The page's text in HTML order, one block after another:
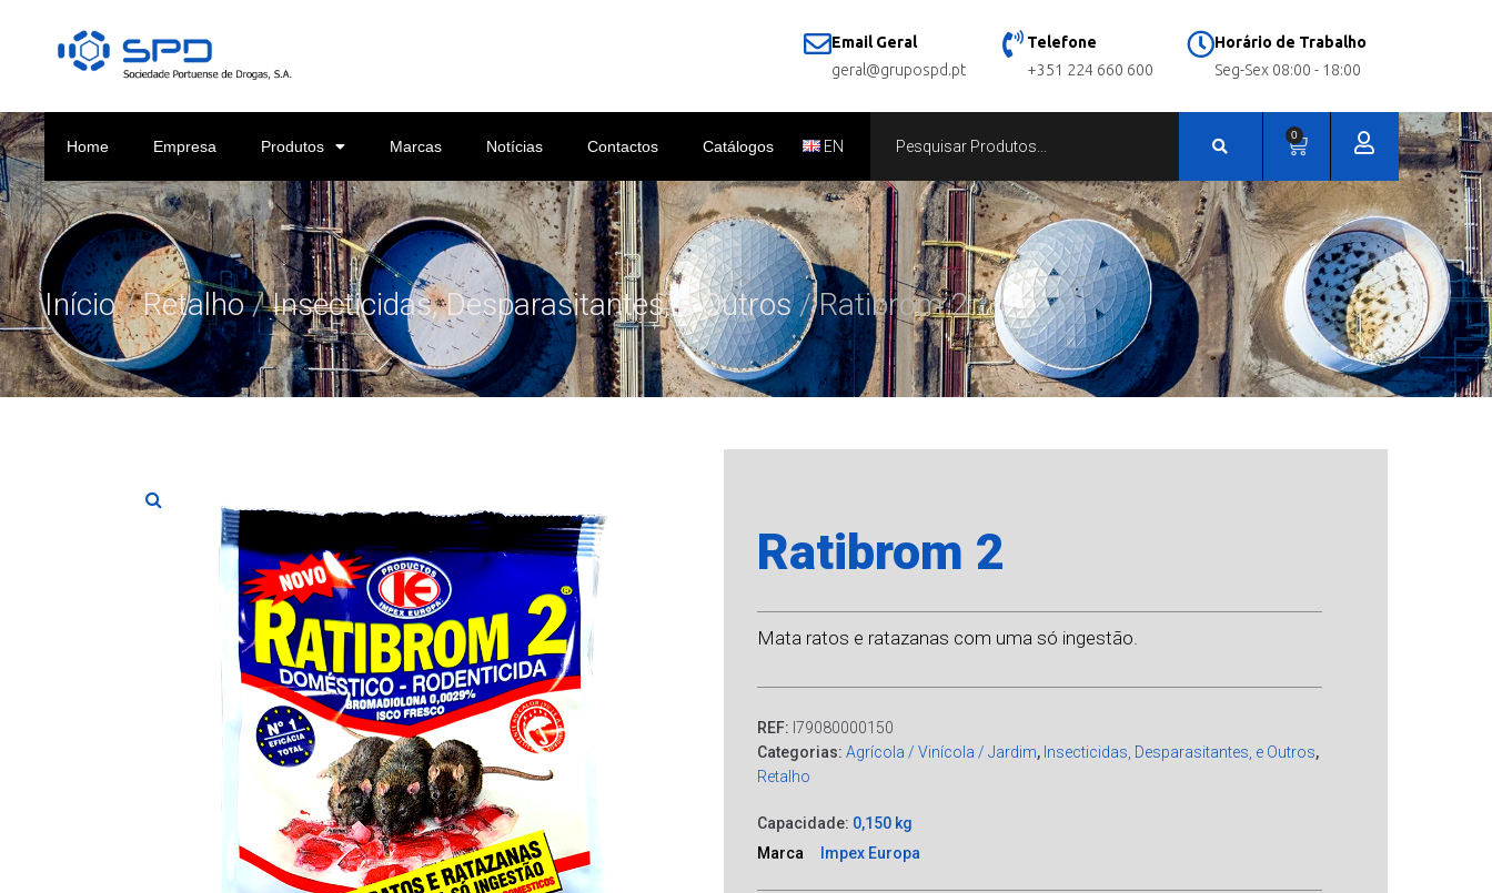
Email Geral
geral@grupospd.pt
Telefone
+351 224 660 600
Horário de Trabalho
Seg-Sex 08:00 - 18:00
Home Empresa Produtos Marcas Notícias Contactos Catálogos EN
0
Início/Retalho/Insecticidas, Desparasitantes, e Outros/ Ratibrom 2
Ratibrom 2
Mata ratos e ratazanas com uma só ingestão.
REF: I79080000150
Categorias:Agrícola / Vinícola / Jardim, Insecticidas, Desparasitantes, e Outros,
Retalho
Capacidade: 0,150 kg
Marca
Impex Europa